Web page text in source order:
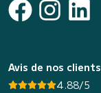
Avis de nos clients
4.88/5